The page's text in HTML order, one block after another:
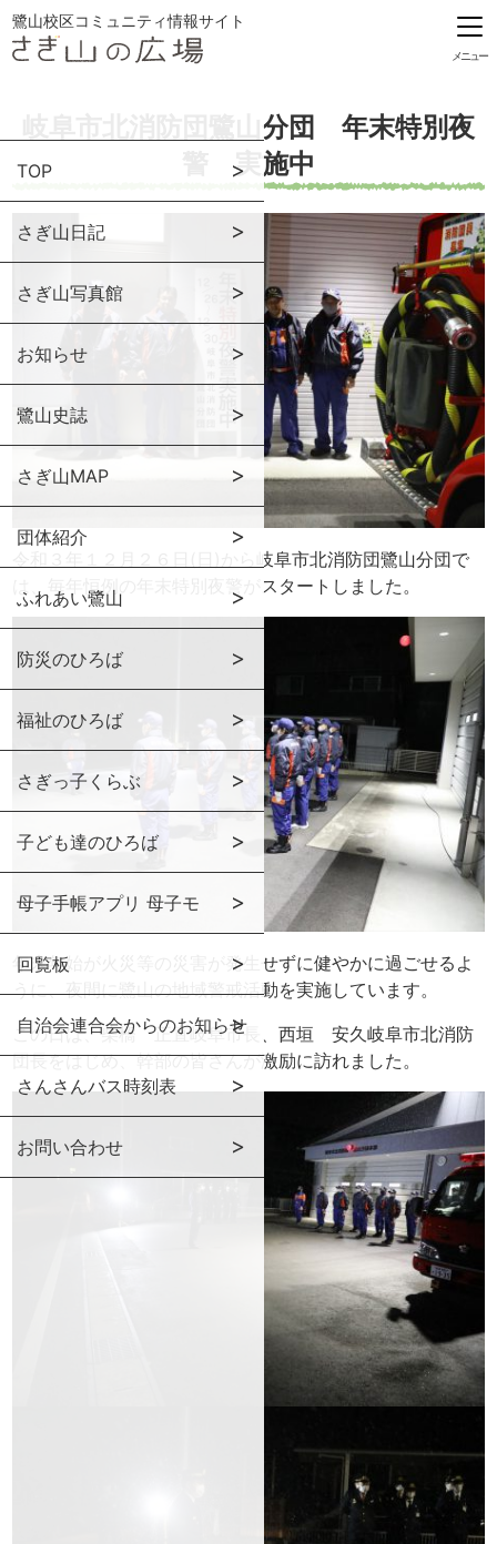
鷺山校区コミュニティ情報サイト
メニュー
TOP
さぎ山日記
さぎ山写真館
お知らせ
鷺山史誌
さぎ山MAP
団体紹介
ふれあい鷺山
防災のひろば
福祉のひろば
さぎっ子くらぶ
子ども達のひろば
母子手帳アプリ 母子モ
回覧板
自治会連合会からのお知らせ
さんさんバス時刻表
お問い合わせ
岐阜市北消防団鷺山分団 年末特別夜
警 実施中
令和３年１２月２６日(日)から岐阜市北消防団鷺山分団で
は、毎年恒例の年末特別夜警がスタートしました。
年末年始が火災等の災害が発生せずに健やかに過ごせるよ
うに、夜間に鷺山の地域警戒活動を実施しています。
この日は、柴橋 正直岐阜市長、西垣 安久岐阜市北消防
団長をはじめ、幹部の皆さんが激励に訪れました。